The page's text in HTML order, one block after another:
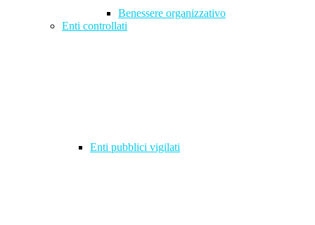
Benessere organizzativo
Enti controllati
Enti pubblici vigilati